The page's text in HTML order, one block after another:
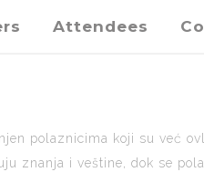
Attendees
polaznicima koji su već
znanja i veštine, dok se